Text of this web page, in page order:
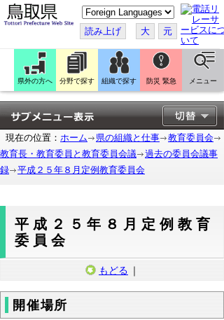
こ
の
ペ
ー
ジ
翻
訳
す
る
読み上げ 大 元
県外の方へ 分野で探す 組織で探す 防災 緊急 メニュー
現在の位置： ホーム 県の組織と仕事
教育委員会
教育長・教育委員と教育委員会議
過去の委員会議事
録
平成２５年８月定例教育委員会
平成２５年８月定例教育
委員会
もどる ｜
開催場所